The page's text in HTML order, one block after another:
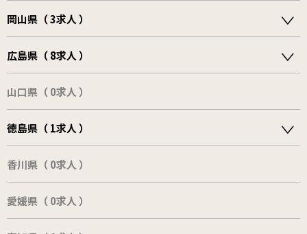
岡山県（ 3求人 ）
広島県（ 8求人 ）
山口県（ 0求人 ）
徳島県（ 1求人 ）
香川県（ 0求人 ）
愛媛県（ 0求人 ）